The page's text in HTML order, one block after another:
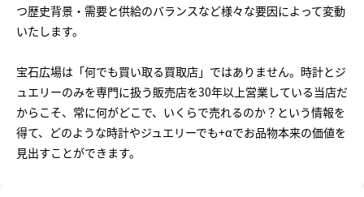
つ歴史背景・需要と供給のバランスなど様々な要因によって変動
いたします。
宝石広場は「何でも買い取る買取店」ではありません。時計とジ
ュエリーのみを専門に扱う販売店を30年以上営業している当店だ
からこそ、常に何がどこで、いくらで売れるのか？という情報を
得て、どのような時計やジュエリーでも+αでお品物本来の価値を
見出すことができます。